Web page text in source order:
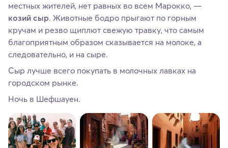
местных жителей, нет равных во всем Марокко, —
козий сыр. Животные бодро прыгают по горным
кручам и резво щиплют свежую травку, что самым
благоприятным образом сказывается на молоке, а
следовательно, и на сыре.
Сыр лучше всего покупать в молочных лавках на
городском рынке.
Ночь в Шефшауен.